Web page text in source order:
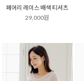
페어리 레이스 배색 티셔츠
29,000원